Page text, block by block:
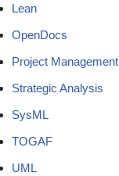
Lean
OpenDocs
Project Management
Strategic Analysis
SysML
TOGAF
UML